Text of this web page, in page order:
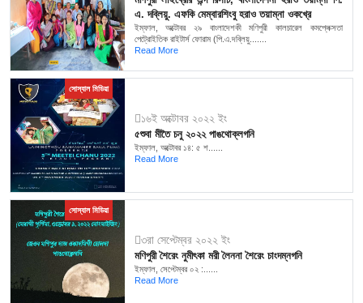
এ. দব্লিয়ু. এফকি মেম্বারশিংবু হরাও তয়াম্না ওকখ্রে
ইম্ফাল, অক্টোবর ২৯ বাংলাদেশকী মণিপুরী কালচারেল কমপ্লেক্সতা
পেট্রোইতিক রাইটার্স ফোরাম (পি.এ.দব্লিয়ু.......
Read More
সোস্যাল মিডিয়া
১৬ই অক্টোবর ২০২২ ইং
৫শুবা মীতৈ চনু ২০২২ পাঙথোক্লগনি
ইম্ফাল, অক্টোবর ১৪: ৫ শ......
Read More
সোস্যাল মিডিয়া
৩রা সেপ্টেম্বর ২০২২ ইং
মণিপুরী শৈরেং নুমীৎকা মরী লৈননা শৈরেং চাংদম্নগনি
ইম্ফাল, সেপ্টেম্বর ০২ :......
Read More